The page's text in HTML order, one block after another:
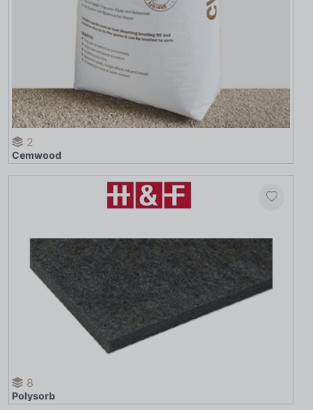
2
Cemwood
8
Polysorb